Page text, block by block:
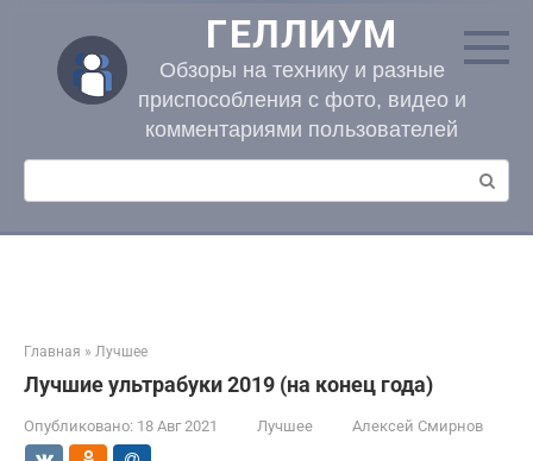
контенту
ГЕЛЛИУМ
Обзоры на технику и разные
приспособления с фото, видео и
комментариями пользователей
Поиск:
Главная » Лучшее
Лучшие ультрабуки 2019 (на конец года)
Опубликовано: 18 Авг 2021 Лучшее Алексей Смирнов